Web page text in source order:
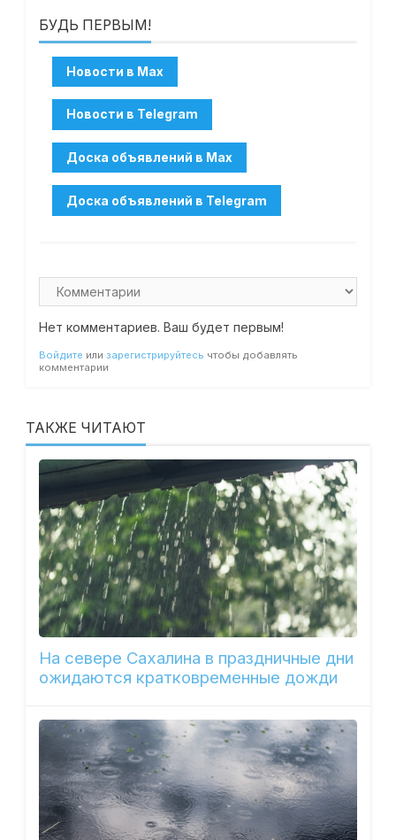
БУДЬ ПЕРВЫМ!
Нет комментариев. Ваш будет первым!
Войдите или зарегистрируйтесь чтобы добавлять
комментарии
ТАКЖЕ ЧИТАЮТ
На севере Сахалина в праздничные дни
ожидаются кратковременные дожди